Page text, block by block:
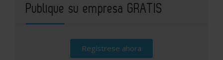
Publique su empresa GRATIS
Regístrese ahora